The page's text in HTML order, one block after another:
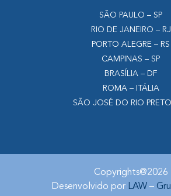
SÃO PAULO – SP
RIO DE JANEIRO – RJ
PORTO ALEGRE – RS
CAMPINAS – SP
BRASÍLIA – DF
ROMA – ITÁLIA
SÃO JOSÉ DO RIO
Copyrights@2026
Desenvolvido por LAW–